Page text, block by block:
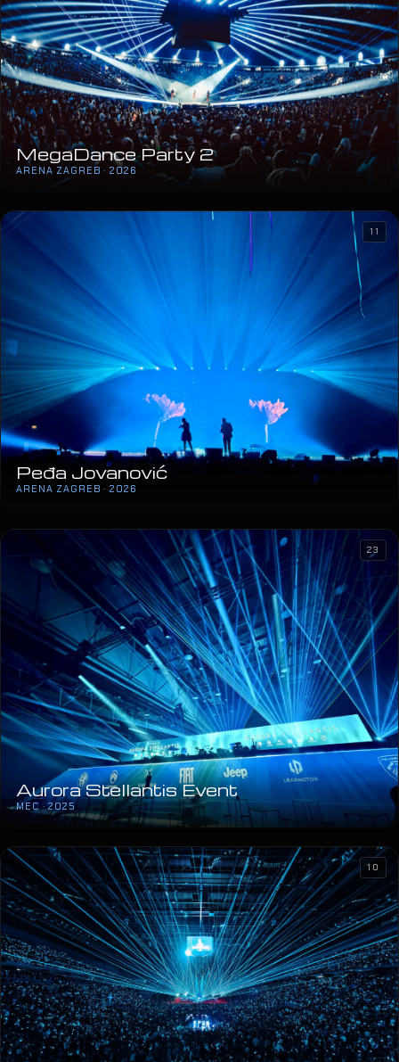
MegaDance Party 2
ARENA ZAGREB · 2026
Peđa Jovanović
ARENA ZAGREB · 2026
11
Aurora Stellantis Event
MEC · 2025
23
10